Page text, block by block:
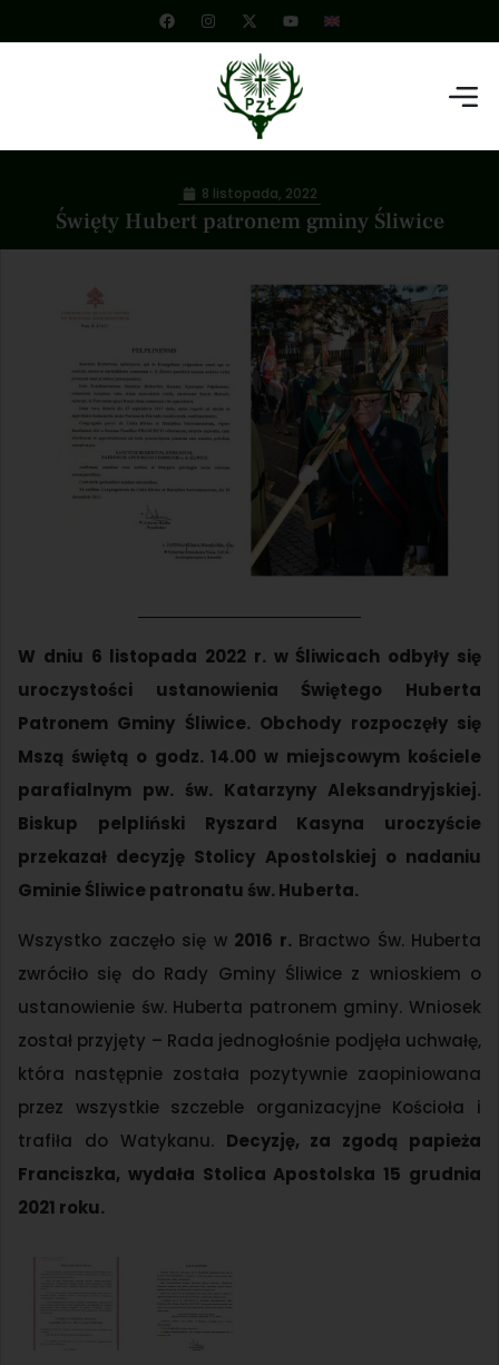
Święty Hubert patronem gminy Śliwice
8 listopada, 2022
W dniu 6 listopada 2022 r. w Śliwicach odbyły się
uroczystości ustanowienia Świętego Huberta
Patronem Gminy Śliwice. Obchody rozpoczęły się
Mszą świętą o godz. 14.00 w miejscowym kościele
parafialnym pw. św. Katarzyny Aleksandryjskiej.
Biskup pelpliński Ryszard Kasyna uroczyście
przekazał decyzję Stolicy Apostolskiej o nadaniu
Gminie Śliwice patronatu św. Huberta.
Wszystko zaczęło się w 2016 r. Bractwo Św. Huberta
zwróciło się do Rady Gminy Śliwice z wnioskiem o
ustanowienie św. Huberta patronem gminy. Wniosek
został przyjęty – Rada jednogłośnie podjęła uchwałę,
która następnie została pozytywnie zaopiniowana
przez wszystkie szczeble organizacyjne Kościoła i
trafiła do Watykanu. Decyzję, za zgodą papieża
Franciszka, wydała Stolica Apostolska 15 grudnia
2021 roku.